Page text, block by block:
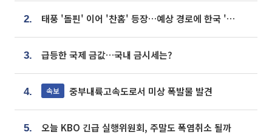
2. 태풍 '돌핀' 이어 '찬홈' 등장…예상 경로에 한국 '한숨'
3. 급등한 국제 금값…국내 금시세는?
4. 속보 중부내륙고속도로서 미상 폭발물 발견
5. 오늘 KBO 긴급 실행위원회, 주말도 폭염취소 될까